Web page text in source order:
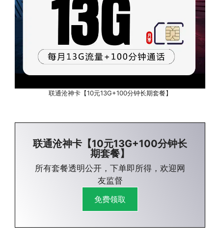
联通沧神卡【10元13G+100分钟长期套餐】
联通沧神卡【10元13G+100分钟长
期套餐】
所有套餐透明公开，下单即所得，欢迎网
友监督
免费领取